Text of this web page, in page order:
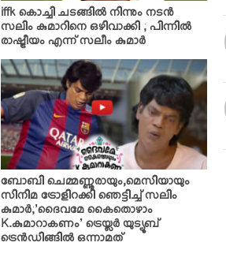
iffk കൊച്ചി ചടങ്ങില്‍ നിന്നും നടന്‍
സലിം കുമാറിനെ ഒഴിവാക്കി ; പിന്നില്‍
രാഷ്ട്രീയം എന്ന് സലീം കുമാര്‍
ബോബി ചെമ്മണ്ണൂരായും,മെസിയായും
സിനിമ ട്രോളിറക്കി ഞെട്ടിച്ച് സലിം
കുമാര്‍;’ദൈവമേ കൈതൊഴാം
K.കുമാറാകണം’ ട്രെയ്ലര്‍ യുട്യൂബ്
ട്രെന്‍ഡിങ്ങില്‍ ഒന്നാമത്